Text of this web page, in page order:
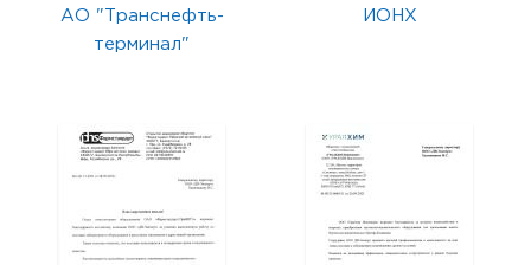
АО "Транснефть-
терминал"
ИОНХ